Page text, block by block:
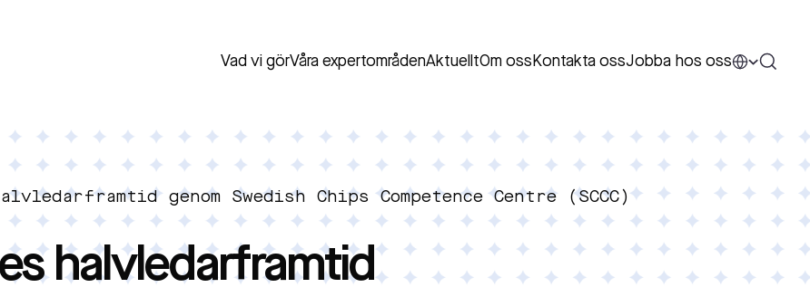
Vad vi görVåra expertområdenAktuelltOm oss Kontakta ossJobba hos oss
genom Swedish Chips Competence Centre (SCCC)
halvledarframtid